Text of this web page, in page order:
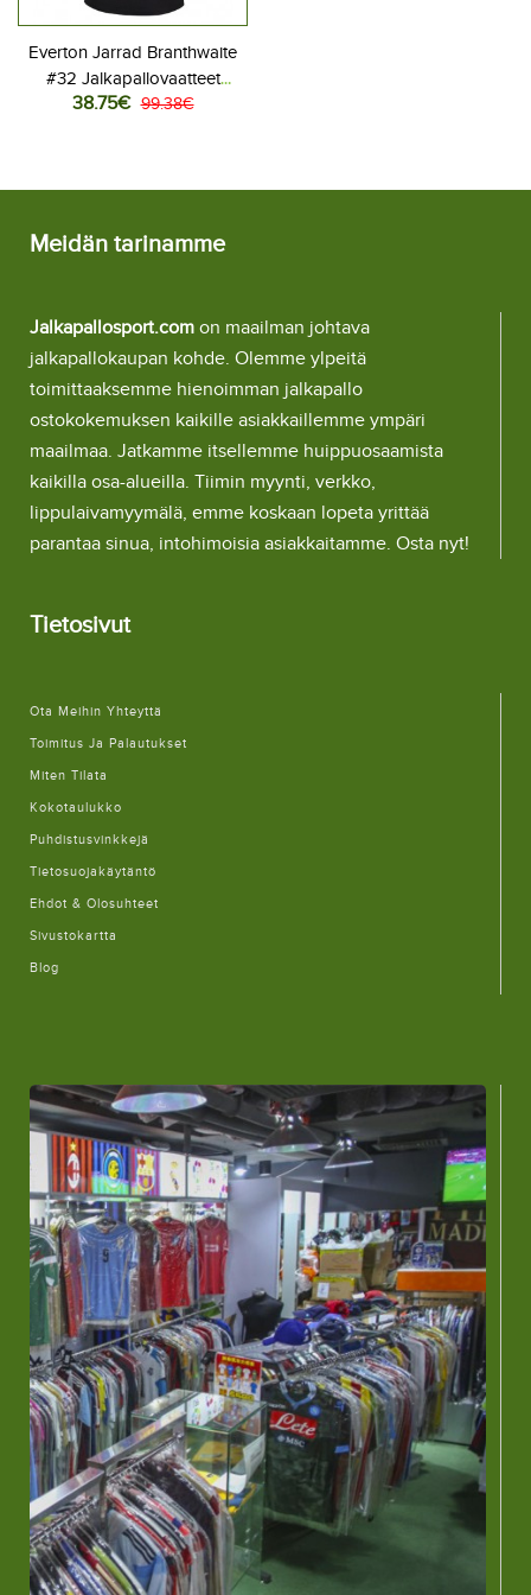
Everton Jarrad Branthwaite
#32 Jalkapallovaatteet
Naisten Kolmaspaita 2025-
38.75€ 99.38€
Meidän tarinamme
Jalkapallosport.com on maailman johtava
jalkapallokaupan kohde. Olemme ylpeitä
toimittaaksemme hienoimman jalkapallo
ostokokemuksen kaikille asiakkaillemme ympäri
maailmaa. Jatkamme itsellemme huippuosaamista
kaikilla osa-alueilla. Tiimin myynti, verkko,
lippulaivamyymälä, emme koskaan lopeta yrittää
parantaa sinua, intohimoisia asiakkaitamme. Osta nyt!
Tietosivut
Ota Meihin Yhteyttä
Toimitus Ja Palautukset
Miten Tilata
Kokotaulukko
Puhdistusvinkkejä
Tietosuojakäytäntö
Ehdot & Olosuhteet
Sivustokartta
Blog